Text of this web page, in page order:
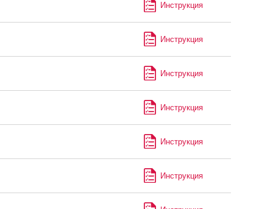
Инструкция
Инструкция
Инструкция
Инструкция
Инструкция
Инструкция